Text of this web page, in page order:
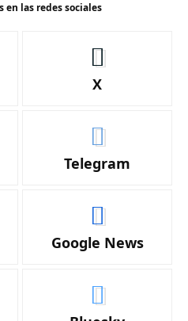
en las redes sociales
X
Telegram
Google News